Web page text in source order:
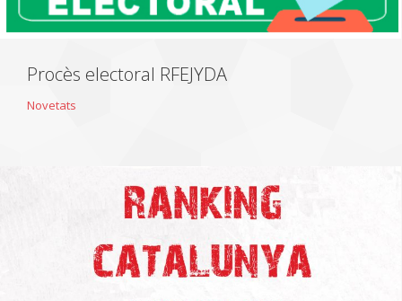
Procès electoral RFEJYDA
Novetats